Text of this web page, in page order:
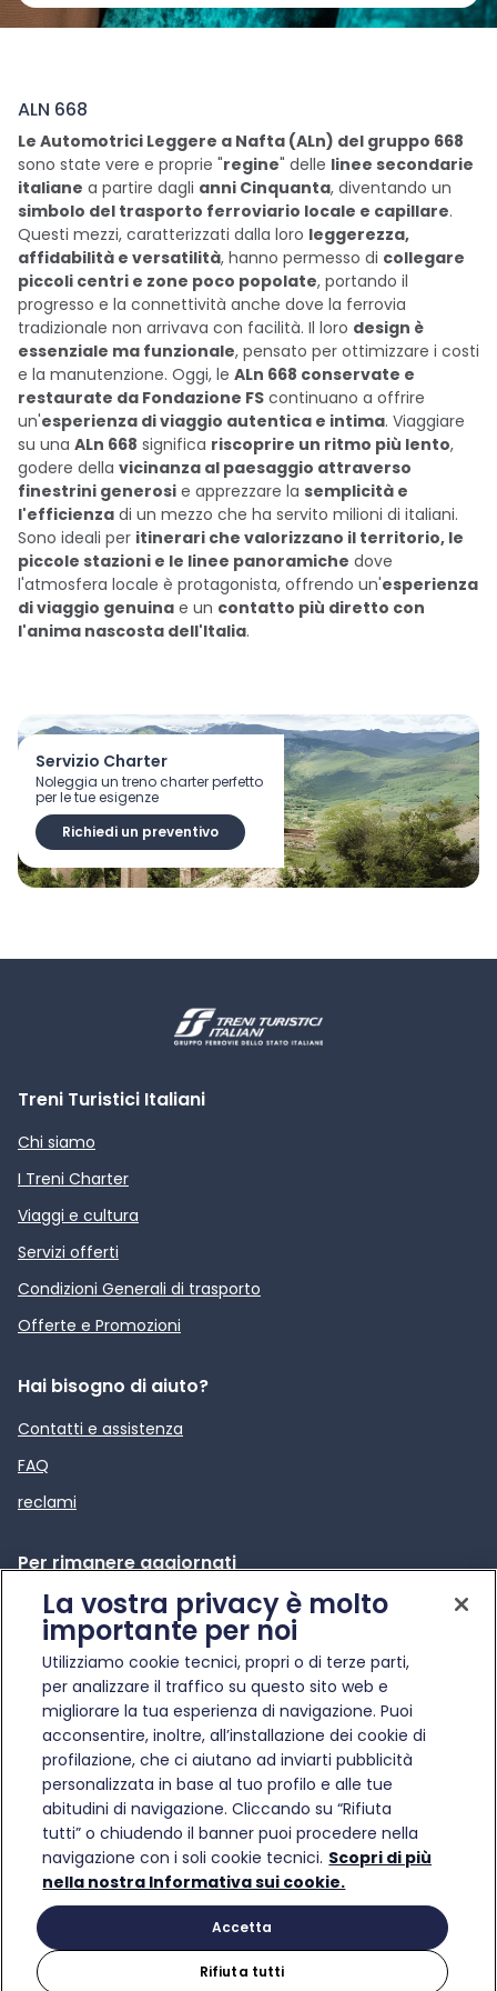
ALN 668
Le Automotrici Leggere a Nafta (ALn) del gruppo 668
sono state vere e proprie "regine" delle linee secondarie
italiane a partire dagli anni Cinquanta, diventando un
simbolo del trasporto ferroviario locale e capillare.
Questi mezzi, caratterizzati dalla loro leggerezza,
affidabilità e versatilità, hanno permesso di collegare
piccoli centri e zone poco popolate, portando il
progresso e la connettività anche dove la ferrovia
tradizionale non arrivava con facilità. Il loro design è
essenziale ma funzionale, pensato per ottimizzare i costi
e la manutenzione. Oggi, le ALn 668 conservate e
restaurate da Fondazione FS continuano a offrire
un'esperienza di viaggio autentica e intima. Viaggiare
su una ALn 668 significa riscoprire un ritmo più lento,
godere della vicinanza al paesaggio attraverso
finestrini generosi e apprezzare la semplicità e
l'efficienza di un mezzo che ha servito milioni di italiani.
Sono ideali per itinerari che valorizzano il territorio, le
piccole stazioni e le linee panoramiche dove
l'atmosfera locale è protagonista, offrendo un'esperienza
di viaggio genuina e un contatto più diretto con
l'anima nascosta dell'Italia.
Servizio Charter
Noleggia un treno charter perfetto
per le tue esigenze
Richiedi un preventivo
Treni Turistici Italiani
Chi siamo
I Treni Charter
Viaggi e cultura
Servizi offerti
Condizioni Generali di trasporto
Offerte e Promozioni
Hai bisogno di aiuto?
Contatti e assistenza
FAQ
reclami
Per rimanere aggiornati
News e comunicati stampa
Infotraffico
Apre in una nuova scheda
Etica e Compliance
© Gruppo FS Italiane 2025
Condizioni di trasporto
Protezione dati personali
Informativa sui cookie
Gestisci preferenze
Partita Iva 17182881007
La vostra privacy è molto
importante per noi
Utilizziamo cookie tecnici, propri o di terze parti,
per analizzare il traffico su questo sito web e
migliorare la tua esperienza di navigazione. Puoi
acconsentire, inoltre, all’installazione dei cookie di
profilazione, che ci aiutano ad inviarti pubblicità
personalizzata in base al tuo profilo e alle tue
abitudini di navigazione. Cliccando su “Rifiuta
tutti” o chiudendo il banner puoi procedere nella
navigazione con i soli cookie tecnici. Scopri di più
nella nostra Informativa sui cookie.
Rifiuta tutti
Accetta